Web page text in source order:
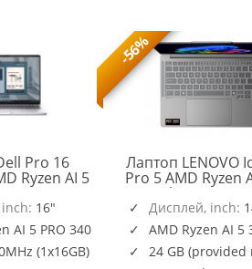
Pro 16
Ryzen AI 5
6C, up to
FHD+
IPS, AG,
GB, DDR5,
GB SSD,
16"
AI 5 PRO 340
(1x16GB)
-56%
Лаптоп LENOVO
Pro 5 AMD Ryzen
14inch 2.8K OLED
120Hz 24GB
PCIe NoOS Luna
Дисплей, inch:
AMD Ryzen AI 5
24 GB (provided